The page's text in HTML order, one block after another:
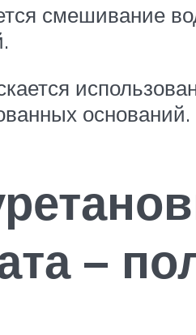
смешивание
оснований.
–